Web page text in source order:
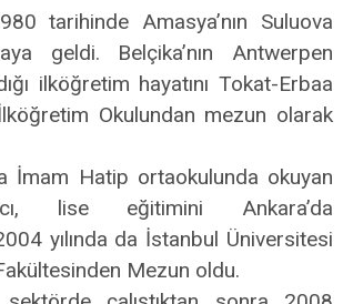
tarihinde Amasya’nın Suluova
geldi. Belçika’nın Antwerpen
ilköğretim hayatını Tokat-Erbaa
Okulundan mezun olarak
İmam Hatip ortaokulunda okuyan
lise eğitimini Ankara’da
yılında da İstanbul Üniversitesi
Mezun oldu.